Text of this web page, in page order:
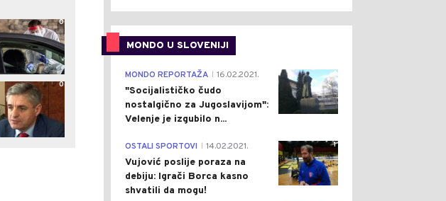
0
0
MONDO U SLOVENIJI
4
MONDO REPORTAŽA 16.02.2021.
"Socijalističko čudo
nostalgično za Jugoslavijom":
Velenje je izgubilo n...
1
OSTALI SPORTOVI 14.02.2021.
Vujović poslije poraza na
debiju: Igrači Borca kasno
shvatili da mogu!